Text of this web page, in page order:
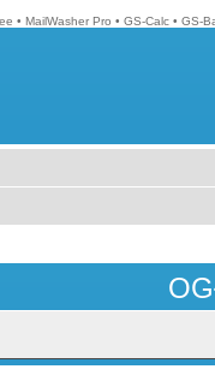
• MailWasher Pro • GS-Calc • GS-